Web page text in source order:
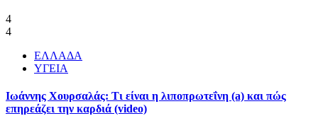
4
4
ΕΛΛΑΔΑ
ΥΓΕΙΑ
Ιωάννης Χουρσαλάς: Τι είναι η λιποπρωτεΐνη (a) και πώς
επηρεάζει την καρδιά (video)